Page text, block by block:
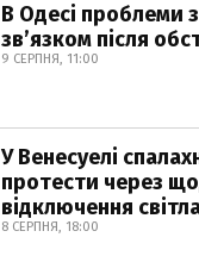
В Одесі проблеми
звʼязком після
9 СЕРПНЯ, 11:00
У Венесуелі
протести через
відключення
8 СЕРПНЯ, 18:00